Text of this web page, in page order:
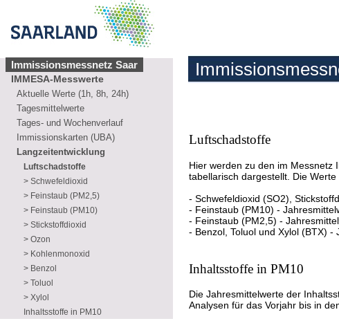
Immissionsmessnetz Saar
IMMESA-Messwerte
Aktuelle Werte (1h, 8h, 24h)
Tagesmittelwerte
Tages- und Wochenverlauf
Immissionskarten (UBA)
Langzeitentwicklung
Luftschadstoffe
> Schwefeldioxid
> Feinstaub (PM2,5)
> Feinstaub (PM10)
> Stickstoffdioxid
> Ozon
> Kohlenmonoxid
> Benzol
> Toluol
> Xylol
Inhaltsstoffe in PM10
Luftschadstoffe
Hier werden zu den im Messnetz
tabellarisch dargestellt. Die
- Schwefeldioxid (SO2),
- Feinstaub (PM10) -
- Feinstaub (PM2,5) -
- Benzol, Toluol und Xylol (BTX)
Inhaltsstoffe in PM10
Die Jahresmittelwerte der
Analysen für das Vorjahr bis in